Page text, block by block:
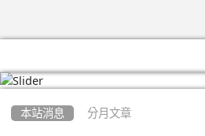
本站消息 分月文章